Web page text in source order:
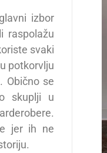
izbor
raspolažu
svaki
potkorvlju
Obično se
skuplji u
jer ih ne